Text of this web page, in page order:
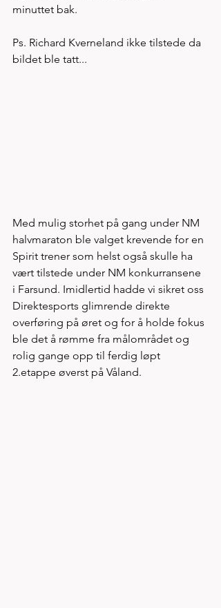
minuttet bak.
Ps. Richard Kverneland ikke tilstede da
bildet ble tatt...
Med mulig storhet på gang under NM
halvmaraton ble valget krevende for en
Spirit trener som helst også skulle ha
vært tilstede under NM konkurransene
i Farsund. Imidlertid hadde vi sikret oss
Direktesports glimrende direkte
overføring på øret og for å holde fokus
ble det å rømme fra målområdet og
rolig gange opp til ferdig løpt
2.etappe øverst på Våland.